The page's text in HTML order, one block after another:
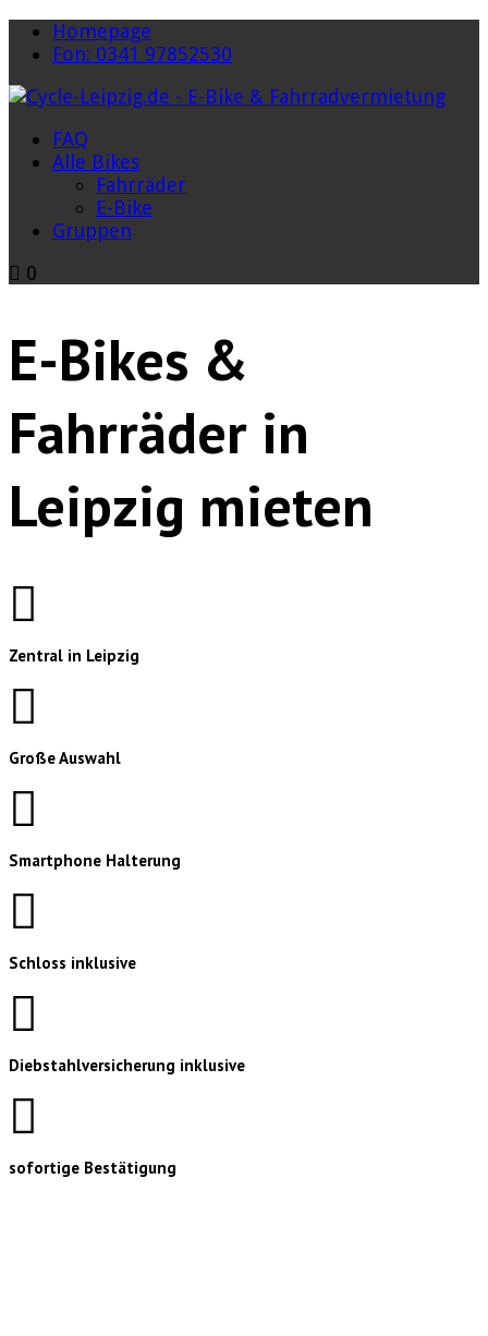
Homepage
Fon: 0341 97852530
FAQ
Alle Bikes
Fahrräder
E-Bike
Gruppen
0
E-Bikes &
Fahrräder in
Leipzig mieten
Zentral in Leipzig
Große Auswahl
Smartphone Halterung
Schloss inklusive
Diebstahlversicherung inklusive
sofortige Bestätigung